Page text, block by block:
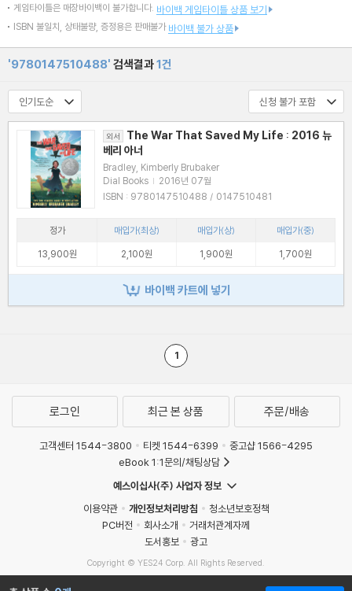
게임타이틀은 매장바이백이 불가합니다. 바이백 게임타이틀 상품 보기
ISBN 불일치, 상태불량, 증정용은 판매불가 바이백 불가 상품
'9780147510488' 검색결과1건
외서
The War That Saved My Life : 2016 뉴
베리 아너
Bradley, Kimberly Brubaker
Dial Books | 2016년 07월
ISBN : 9780147510488 / 0147510481
정가 매입가(최상) 매입가(상)
매입가(중)
13,900원
2,100원 1,900원 1,700원
바이백 카트에 넣기
1
로그인 최근 본 상품 주문/배송
고객센터 1544-3800 티켓 1544-6399
중고샵 1566-4295
eBook 1:1문의/채팅상담
예스이십사(주) 사업자 정보
이용약관
개인정보처리방침
청소년보호정책
PC버전
회사소개
거래처관계자께
도서홍보
광고
Copyright © YES24 Corp. All Rights Reserved.
MATOM6